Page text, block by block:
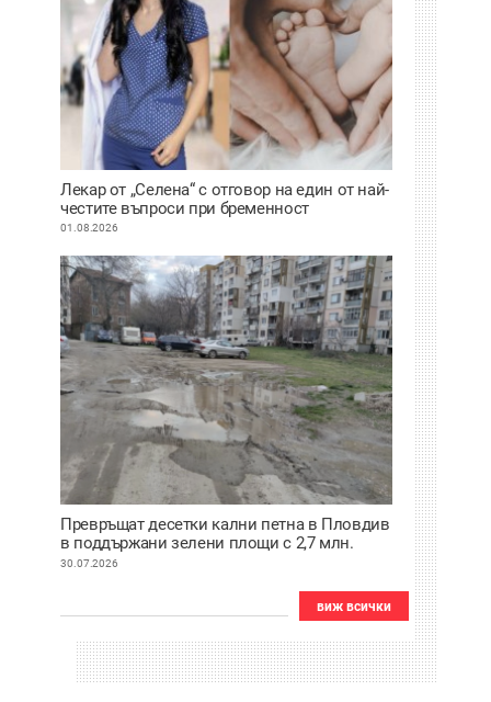
Лекар от „Селена“ с отговор на един от най-
честите въпроси при бременност
01.08.2026
Превръщат десетки кални петна в Пловдив
в поддържани зелени площи с 2,7 млн.
евро
30.07.2026
виж всички